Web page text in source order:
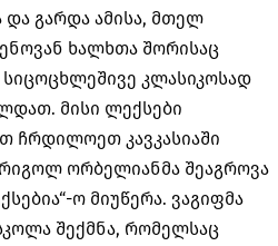
და გარდა ამისა, მთელ
ხალხთა შორისაც
კლასიკოსად
მისი ლექსები
ჩრდილოეთ კავკასიაში
ორბელიანმა შეაგროვა
ო მიუწერა. ვაგიფმა
შექმნა, რომელსაც